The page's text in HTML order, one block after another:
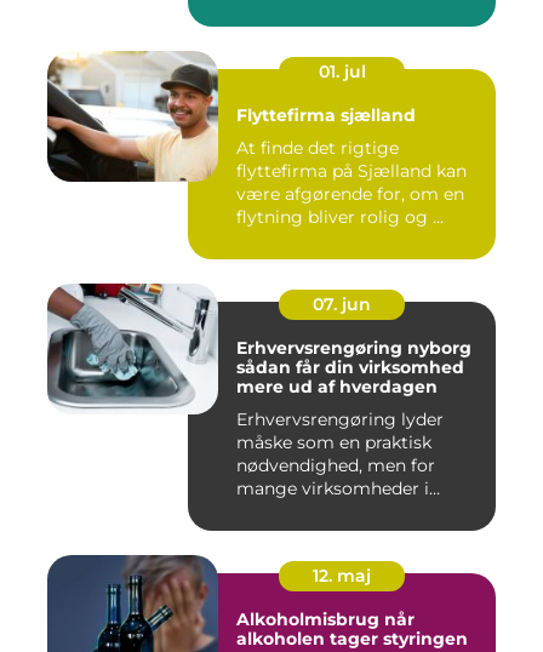
01. jul
Flyttefirma sjælland
At finde det rigtige
flyttefirma på Sjælland kan
være afgørende for, om en
flytning bliver rolig og ...
07. jun
Erhvervsrengøring nyborg
sådan får din virksomhed
mere ud af hverdagen
Erhvervsrengøring lyder
måske som en praktisk
nødvendighed, men for
mange virksomheder i
12. maj
Alkoholmisbrug når
alkoholen tager styringen